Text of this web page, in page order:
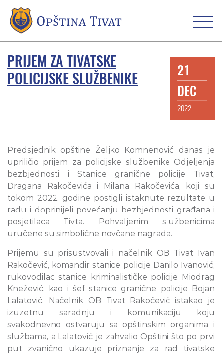
PRIJEM ZA TIVATSKE
POLICIJSKE SLUŽBENIKE
21
DEC
2022
Predsjednik opštine Željko Komnenović danas je
upriličio prijem za policijske službenike Odjeljenja
bezbjednosti i Stanice granične policije Tivat,
Dragana Rakočevića i Milana Rakočevića, koji su
tokom 2022. godine postigli istaknute rezultate u
radu i doprinijeli povećanju bezbjednosti građana i
posjetilaca Tivta. Pohvaljenim službenicima
uručene su simbolične novčane nagrade.
Prijemu su prisustvovali i načelnik OB Tivat Ivan
Rakočević, komandir stanice policije Danilo Ivanović,
rukovodilac stanice kriminalističke policije Miodrag
Knežević, kao i šef stanice granične policije Bojan
Lalatović. Načelnik OB Tivat Rakočević istakao je
izuzetnu saradnju i komunikaciju koju
svakodnevno ostvaruju sa opštinskim organima i
službama, a Lalatović je zahvalio Opštini što po prvi
put zvanično ukazuje priznanje za rad tivatske